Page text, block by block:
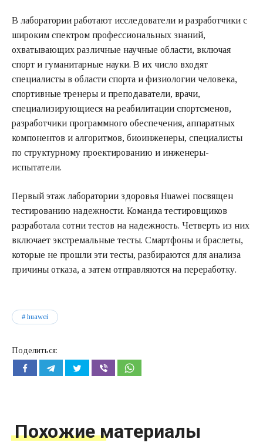
В лаборатории работают исследователи и разработчики с
широким спектром профессиональных знаний,
охватывающих различные научные области, включая
спорт и гуманитарные науки. В их число входят
специалисты в области спорта и физиологии человека,
спортивные тренеры и преподаватели, врачи,
специализирующиеся на реабилитации спортсменов,
разработчики программного обеспечения, аппаратных
компонентов и алгоритмов, биоинженеры, специалисты
по структурному проектированию и инженеры-
испытатели.
Первый этаж лаборатории здоровья Huawei посвящен
тестированию надежности. Команда тестировщиков
разработала сотни тестов на надежность. Четверть из них
включает экстремальные тесты. Смартфоны и браслеты,
которые не прошли эти тесты, разбираются для анализа
причины отказа, а затем отправляются на переработку.
huawei
Поделиться:
Похожие материалы